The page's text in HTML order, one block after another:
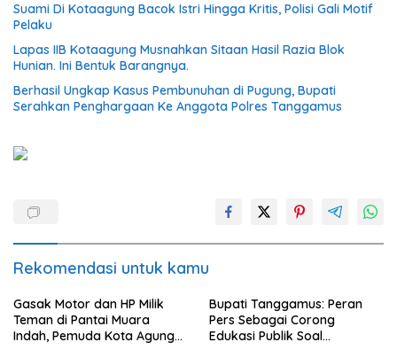
Suami Di Kotaagung Bacok Istri Hingga Kritis, Polisi Gali Motif
Pelaku
Lapas IIB Kotaagung Musnahkan Sitaan Hasil Razia Blok
Hunian. Ini Bentuk Barangnya.
Berhasil Ungkap Kasus Pembunuhan di Pugung, Bupati
Serahkan Penghargaan Ke Anggota Polres Tanggamus
Rekomendasi untuk kamu
Gasak Motor dan HP Milik
Teman di Pantai Muara
Indah, Pemuda Kota Agung
Bupati Tanggamus: Peran
Pers Sebagai Corong
Edukasi Publik Soal